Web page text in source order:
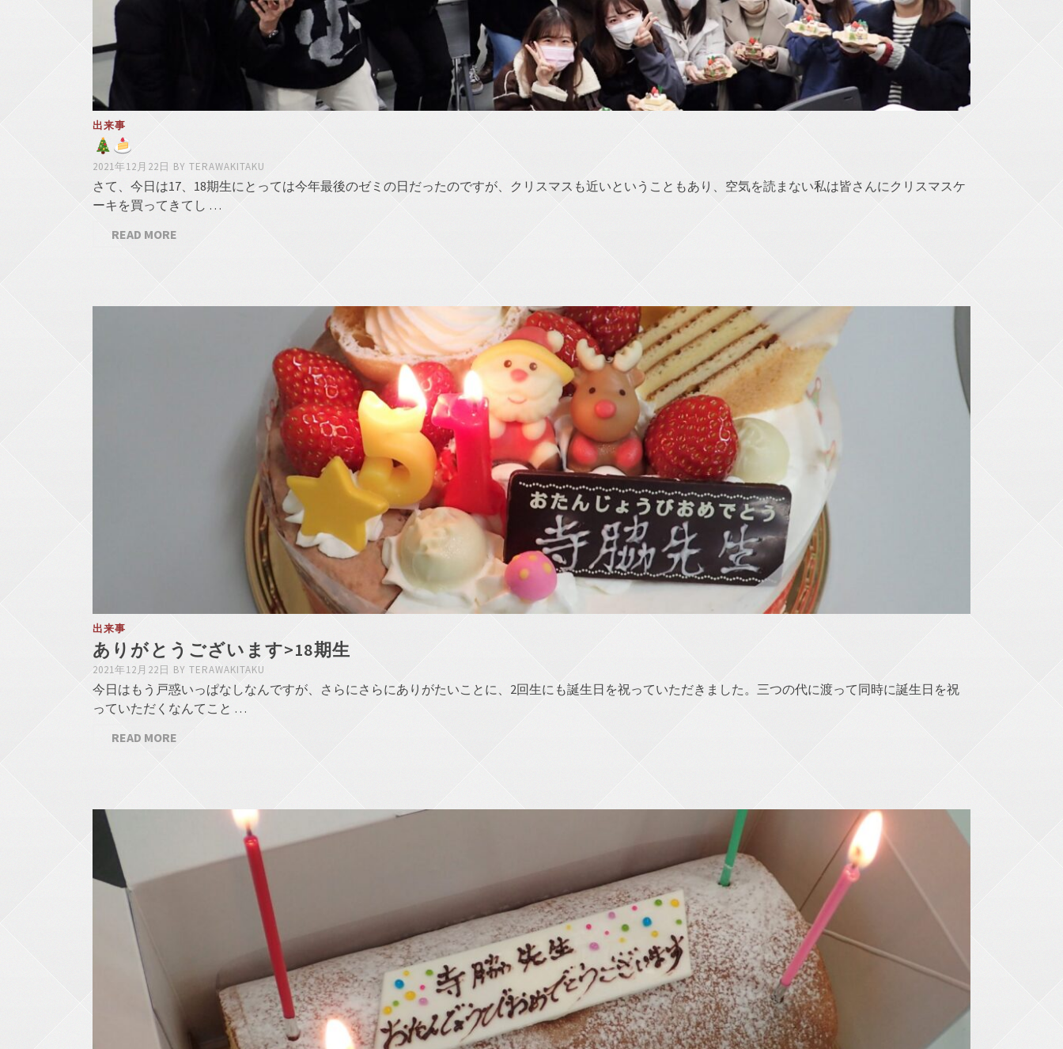
出来事
2021年12月22日 BY TERAWAKITAKU
さて、今日は17、18期生にとっては今年最後のゼミの日だったのですが、クリスマスも近いということもあり、空気を読まない私は皆さんにクリスマスケ
ーキを買ってきてし …
READ MORE
出来事
ありがとうございます>18期生
2021年12月22日 BY TERAWAKITAKU
今日はもう戸惑いっぱなしなんですが、さらにさらにありがたいことに、2回生にも誕生日を祝っていただきました。三つの代に渡って同時に誕生日を祝
っていただくなんてこと …
READ MORE